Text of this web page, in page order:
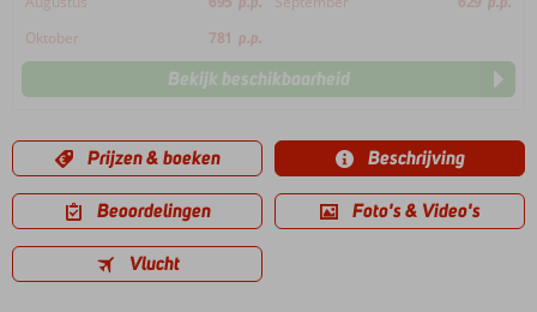
Oktober
781 p.p.
Bekijk beschikbaarheid
Prijzen & boeken Beschrijving
Beoordelingen Foto's & Video's
Vlucht